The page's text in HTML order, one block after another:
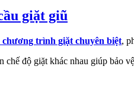
giặt giũ
chương trình giặt chuyên biệt,
độ giặt khác nhau giúp bảo